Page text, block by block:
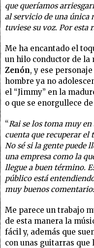
que queríamos
al servicio de una única
tuviese su voz. Por esta
Me ha encantado el
un hilo conductor de
Zenón, y ese
hombre ya no
el “Jimmy” en la
o que se enorgullece de
“Rai se los toma muy en
cuenta que recuperar el
No sé si la gente puede
una empresa como la
llegue a buen término.
público está
muy buenos
Me parece un trabajo
de esta manera la
fácil y, además que
con unas guitarras